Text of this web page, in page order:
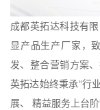
成都英拓达科技有
显产品生产厂家，
发、整合营销方案
英拓达始终秉承“行
展、 精益服务上台